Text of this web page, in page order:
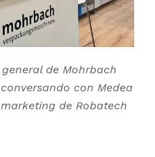
de Mohrbach
con Medea
de Robatech